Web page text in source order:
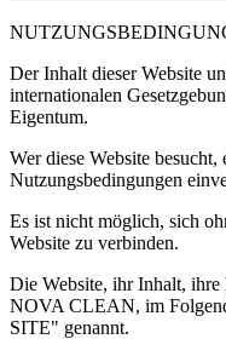
Der Inhalt dieser Website
internationalen
Eigentum.
Wer diese Website
Nutzungsbedingungen
Es ist nicht möglich, sich
Website zu verbinden.
Die Website, ihr Inhalt,
NOVA CLEAN, im
SITE" genannt.